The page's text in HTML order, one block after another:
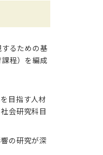
るための基
程）を編成
目指す人材
会研究科目
の研究が深